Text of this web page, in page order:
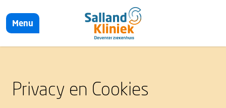
Menu
Privacy en Cookies